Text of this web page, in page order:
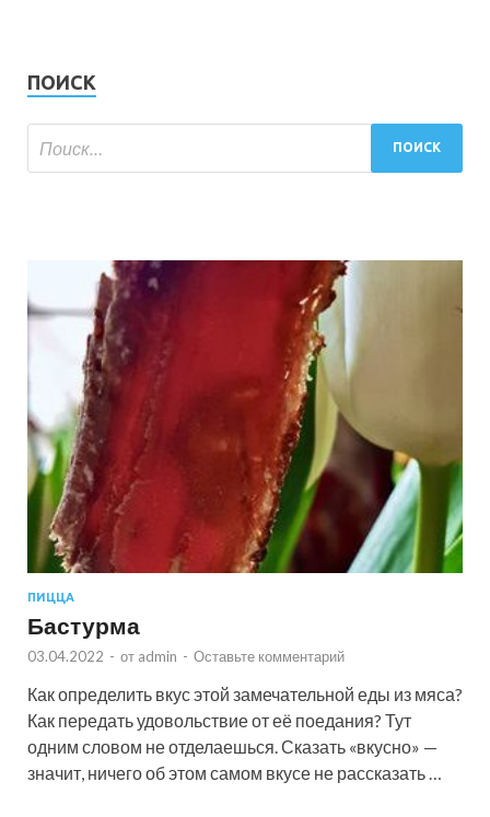
ПОИСК
ПИЦЦА
Бастурма
03.04.2022 - от admin - Оставьте комментарий
Как определить вкус этой замечательной еды из мяса?
Как передать удовольствие от её поедания? Тут
одним словом не отделаешься. Сказать «вкусно» —
значит, ничего об этом самом вкусе не рассказать …